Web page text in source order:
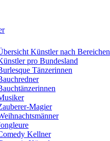
Künstler nach Bereichen
pro Bundesland
Tänzerinnen
Magier
Kellner